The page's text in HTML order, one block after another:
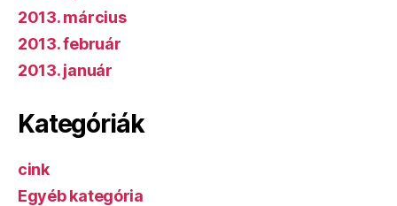
2013. március
2013. február
2013. január
Kategóriák
cink
Egyéb kategória